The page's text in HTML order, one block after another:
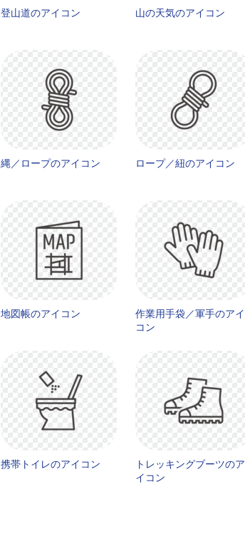
登山道のアイコン 山の天気のアイコン
縄／ロープのアイコン ロープ／紐のアイコン
地図帳のアイコン
作業用手袋／軍手のアイ
コン
携帯トイレのアイコン
トレッキングブーツのア
イコン